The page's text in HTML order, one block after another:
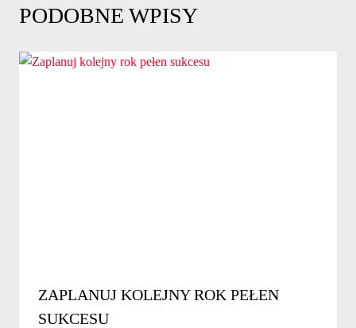
PODOBNE WPISY
ZAPLANUJ KOLEJNY ROK PEŁEN
SUKCESU